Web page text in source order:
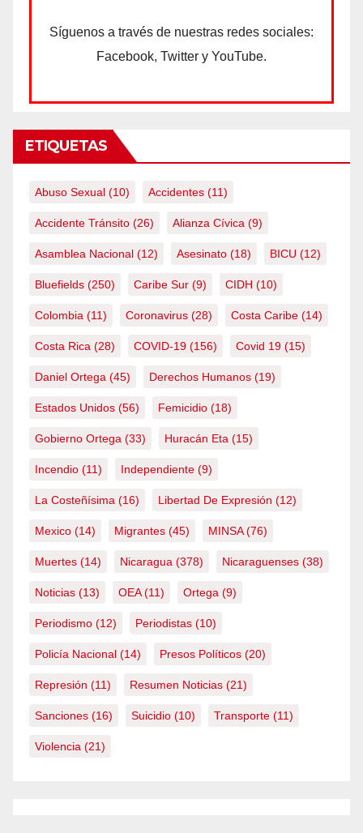
Síguenos a través de nuestras redes sociales:
Facebook, Twitter y YouTube.
ETIQUETAS
Abuso Sexual (10) Accidentes (11)
Accidente Tránsito (26) Alianza Cívica (9)
Asamblea Nacional (12) Asesinato (18) BICU (12)
Bluefields (250) Caribe Sur (9) CIDH (10)
Colombia (11) Coronavirus (28) Costa Caribe (14)
Costa Rica (28) COVID-19 (156) Covid 19 (15)
Daniel Ortega (45) Derechos Humanos (19)
Estados Unidos (56) Femicidio (18)
Gobierno Ortega (33) Huracán Eta (15)
Incendio (11) Independiente (9)
La Costeñísima (16) Libertad De Expresión (12)
Mexico (14) Migrantes (45) MINSA(76)
Muertes (14) Nicaragua (378) Nicaraguenses (38)
Noticias (13) OEA(11) Ortega (9)
Periodismo (12) Periodistas (10)
Policía Nacional (14) Presos Políticos (20)
Represión (11) Resumen Noticias (21)
Sanciones (16) Suicidio (10) Transporte (11)
Violencia (21)